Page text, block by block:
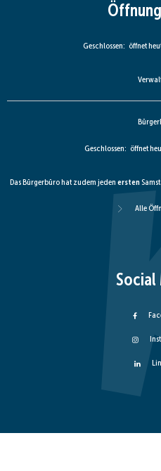
Klicken, um weitere
Geschlossen: öffnet
Klicken, um weitere
Geschlossen: öffnet
Das Bürgerbüro hat zudem jeden ersten
Alle
Social